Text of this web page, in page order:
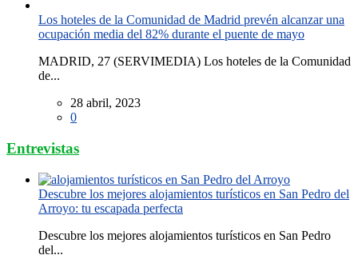
Los hoteles de la Comunidad de Madrid prevén alcanzar una
ocupación media del 82% durante el puente de mayo
MADRID, 27 (SERVIMEDIA) Los hoteles de la Comunidad
de...
28 abril, 2023
0
Entrevistas
Descubre los mejores alojamientos turísticos en San Pedro del
Arroyo: tu escapada perfecta
Descubre los mejores alojamientos turísticos en San Pedro
del...